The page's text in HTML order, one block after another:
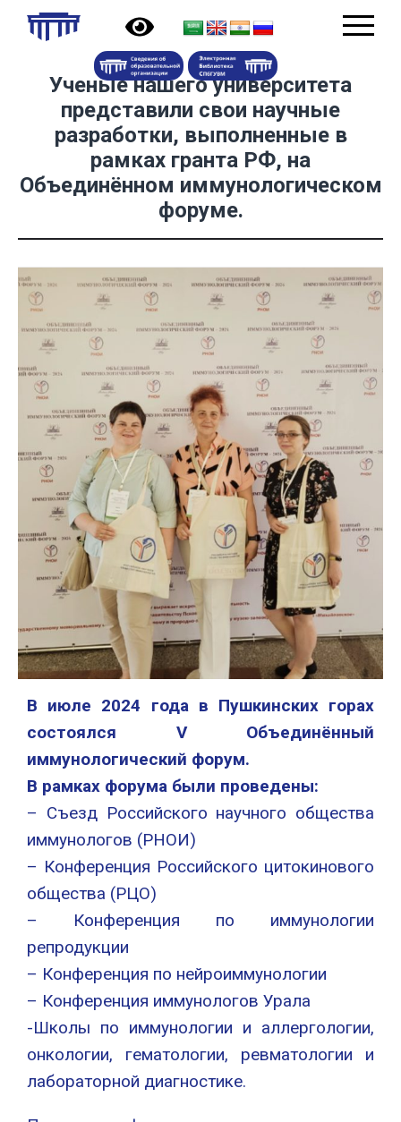
Ученые нашего университета
представили свои научные
разработки, выполненные в
рамках гранта РФ, на
Объединённом иммунологическом
форуме.
В июле 2024 года в Пушкинских горах
состоялся VОбъединённый
иммунологический форум.
В рамках форума были проведены:
– Съезд Российского научного общества
иммунологов (РНОИ)
– Конференция Российского цитокинового
общества (РЦО)
– Конференция по иммунологии
репродукции
– Конференция по нейроиммунологии
– Конференция иммунологов Урала
-Школы по иммунологии и аллергологии,
онкологии, гематологии, ревматологии и
лабораторной диагностике.